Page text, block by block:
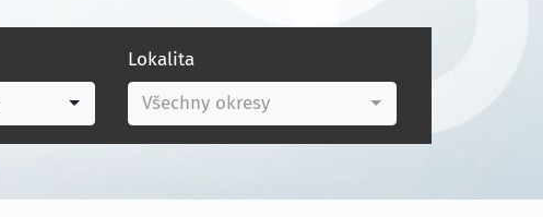
Lokalita
Všechny okresy